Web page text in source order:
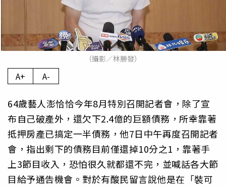
（攝影／林勝發）
A+ A-
64歲藝人澎恰恰今年8月特別召開記者會，除了宣
布自己破產外，還欠下2.4億的巨額債務，所幸靠著
抵押房產已搞定一半債務，他7日中午再度召開記者
會，指出剩下的債務目前僅還掉10分之1，靠著手
上3節目收入，恐怕很久就都還不完，並喊話各大節
目給予通告機會。對於有酸民留言說他是在「裝可